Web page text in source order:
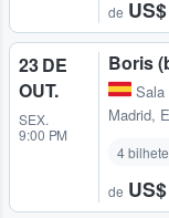
de
23 DE
OUT.
SEX.
9:00 PM
Boris
Sala
Madrid,
4
de